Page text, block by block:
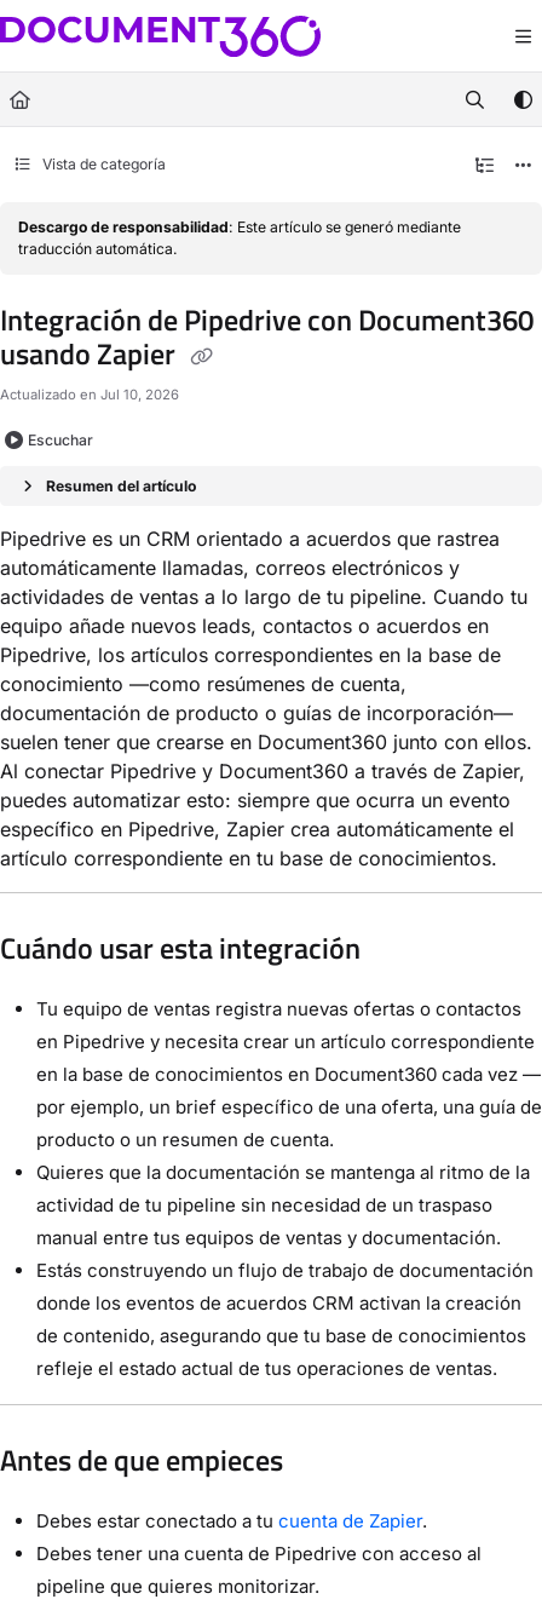
Documentation Index
Fetch the complete documentation index at:https://docs.document360.com/
Use this file to discover all available pages before exploring further.
Vista de categoría
Descargo de responsabilidad: Este artículo se generó mediante
traducción automática.
Integración de Pipedrive con Document360
usando Zapier
Actualizado en Jul 10, 2026
Escuchar
Resumen del artículo
Pipedrive es un CRM orientado a acuerdos que rastrea
automáticamente llamadas, correos electrónicos y
actividades de ventas a lo largo de tu pipeline. Cuando tu
equipo añade nuevos leads, contactos o acuerdos en
Pipedrive, los artículos correspondientes en la base de
conocimiento —como resúmenes de cuenta,
documentación de producto o guías de incorporación—
suelen tener que crearse en Document360 junto con ellos.
Al conectar Pipedrive y Document360 a través de Zapier,
puedes automatizar esto: siempre que ocurra un evento
específico en Pipedrive, Zapier crea automáticamente el
artículo correspondiente en tu base de conocimientos.
Cuándo usar esta integración
Tu equipo de ventas registra nuevas ofertas o contactos
en Pipedrive y necesita crear un artículo correspondiente
en la base de conocimientos en Document360 cada vez —
por ejemplo, un brief específico de una oferta, una guía de
producto o un resumen de cuenta.
Quieres que la documentación se mantenga al ritmo de la
actividad de tu pipeline sin necesidad de un traspaso
manual entre tus equipos de ventas y documentación.
Estás construyendo un flujo de trabajo de documentación
donde los eventos de acuerdos CRM activan la creación
de contenido, asegurando que tu base de conocimientos
refleje el estado actual de tus operaciones de ventas.
Antes de que empieces
Debes estar conectado a tu cuenta de Zapier.
Debes tener una cuenta de Pipedrive con acceso al
pipeline que quieres monitorizar.